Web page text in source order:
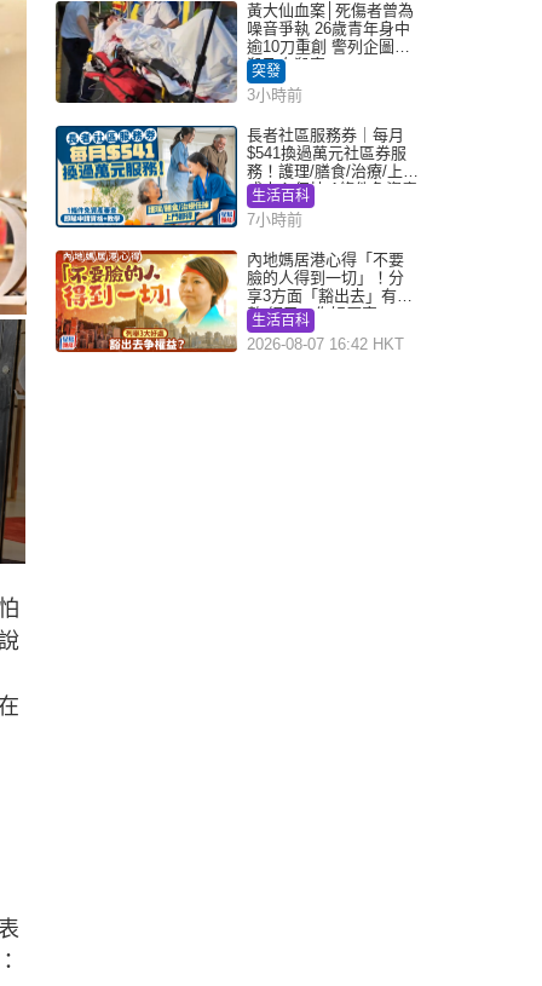
黃大仙血案│死傷者曾為
噪音爭執 26歲青年身中
逾10刀重創 警列企圖謀
殺及自殺案
突發
3小時前
長者社區服務券｜每月
$541換過萬元社區券服
務！護理/膳食/治療/上門
或中心任揀 1條件免資產
審查（附申請資格及教
學）
生活百科
7小時前
內地媽居港心得「不要
臉的人得到一切」！分
享3方面「豁出去」有著
數 網民：你好厲害
生活百科
2026-08-07 16:42 HKT